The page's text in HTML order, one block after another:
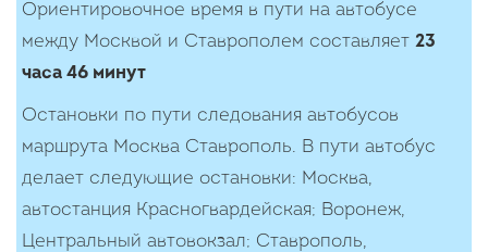
Ориентировочное время в пути на автобусе
между Москвой и Ставрополем составляет 23
часа 46 минут
Остановки по пути следования автобусов
маршрута Москва Ставрополь. В пути автобус
делает следующие остановки: Москва,
автостанция Красногвардейская; Воронеж,
Центральный автовокзал; Ставрополь,